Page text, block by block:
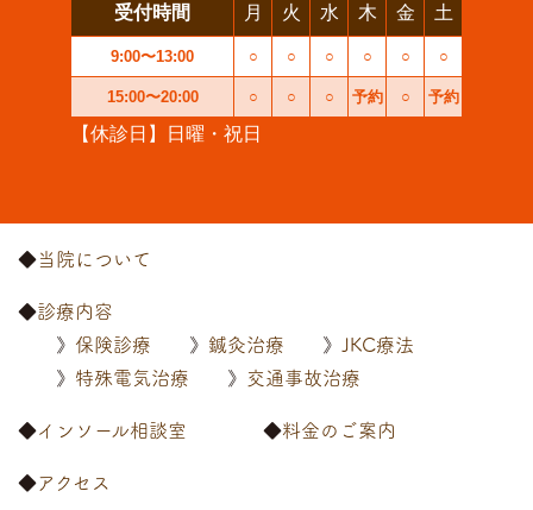
受付時間 月 火 水 木 金 土
9:00〜13:00 ○ ○ ○ ○ ○ ○
15:00〜20:00 ○ ○ ○ 予約 ○ 予約
【休診日】日曜・祝日
当院について
診療内容
保険診療
鍼灸治療
JKC療法
特殊電気治療
交通事故治療
インソール相談室 料金のご案内
アクセス